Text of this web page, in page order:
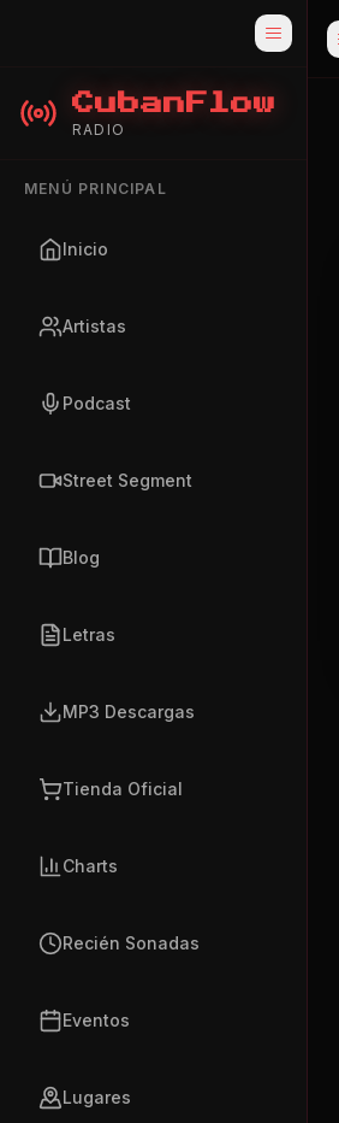
CubanFlow
RADIO
MENÚ PRINCIPAL
Inicio
Artistas
Podcast
Street Segment
Blog
Letras
MP3 Descargas
Tienda Oficial
Charts
Recién Sonadas
Eventos
Lugares